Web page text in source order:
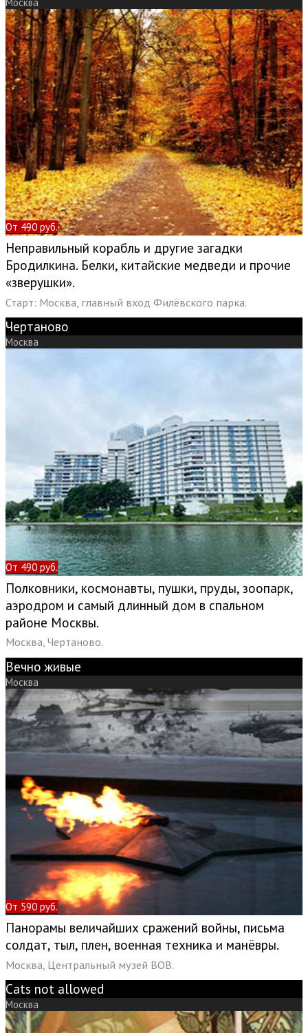
От 490 руб.
Неправильный корабль и другие загадки
Бродилкина. Белки, китайские медведи и прочие
«зверушки».
Старт: Москва, главный вход Филёвского парка.
Чертаново
Москва
От 490 руб.
Полковники, космонавты, пушки, пруды, зоопарк,
аэродром и самый длинный дом в спальном
районе Москвы.
Москва, Чертаново.
Вечно живые
Москва
От 590 руб.
Панорамы величайших сражений войны, письма
солдат, тыл, плен, военная техника и манёвры.
Москва, Центральный музей ВОВ.
Cats not allowed
Москва